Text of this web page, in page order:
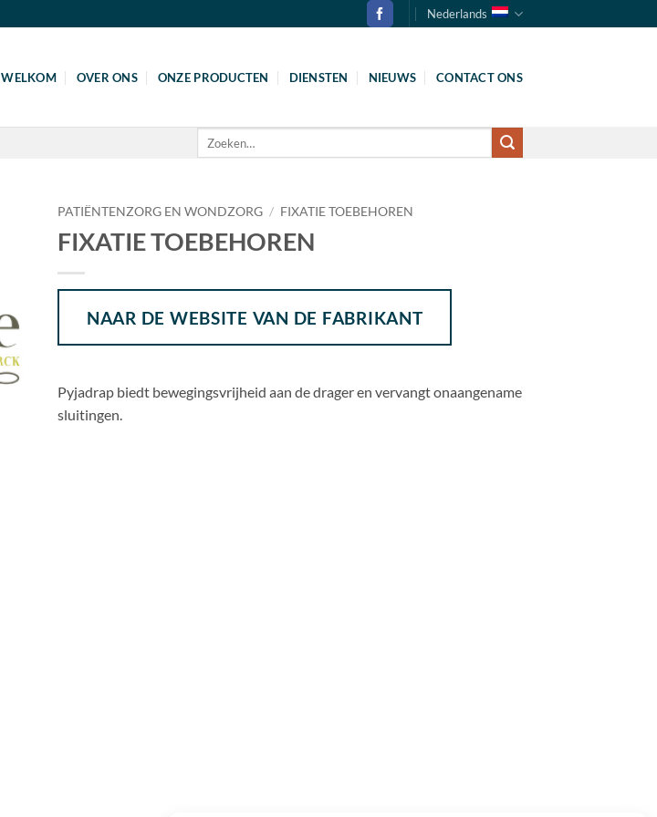
Nederlands
WELKOM OVER ONS ONZE PRODUCTEN DIENSTEN NIEUWS CONTACT ONS
PATIËNTENZORG EN WONDZORG / FIXATIE TOEBEHOREN
FIXATIE TOEBEHOREN
NAAR DE WEBSITE VAN DE FABRIKANT
Pyjadrap biedt bewegingsvrijheid aan de drager en vervangt onaangename
sluitingen.